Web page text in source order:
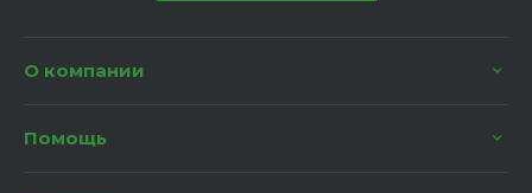
О компании
Помощь